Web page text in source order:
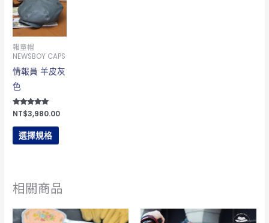
選
擇
項
報童帽
NEWSBOY CAPS
情報員 羊皮灰
色
評分
5.00
滿分 5
NT$3,980.00
選擇規格
產
品
有
種
款
可
在
面
擇
相關商品
此
此